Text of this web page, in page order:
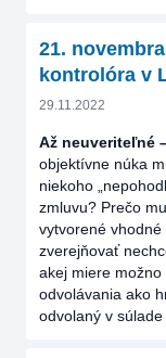
21.
kontrolóra v
29.11.2022
Až neuveriteľné
objektívne núka
niekoho
zmluvu? Prečo
vytvorené
zverejňovať
akej miere
odvolávania ako
odvolaný v súlade